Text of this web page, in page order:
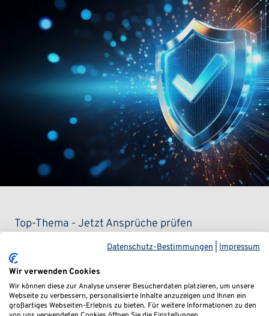
Top-Thema - Jetzt Ansprüche prüfen
Staatshaftung VW EA189
DerVW-Abgasskandal ist zurück– und trifft viele
Dieselhalter härter denn je. Ein aktuelles Urteil erklärt
Datenschutz-Bestimmungen Impressum
Wir verwenden Cookies
Wir können diese zur Analyse unserer Besucherdaten platzieren, um unsere
Webseite zu verbessern, personalisierte Inhalte anzuzeigen und Ihnen ein
großartiges Webseiten-Erlebnis zu bieten. Für weitere Informationen zu den